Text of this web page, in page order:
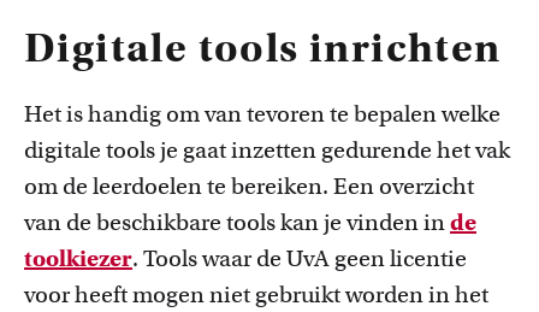
Digitale tools inrichten
Het is handig om van tevoren te bepalen welke
digitale tools je gaat inzetten gedurende het vak
om de leerdoelen te bereiken. Een overzicht
van de beschikbare tools kan je vinden inde
toolkiezer. Tools waar de UvA geen licentie
voor heeft mogen niet gebruikt worden in het